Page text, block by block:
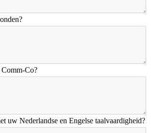
Co?
uw Nederlandse en Engelse taalvaardigheid?